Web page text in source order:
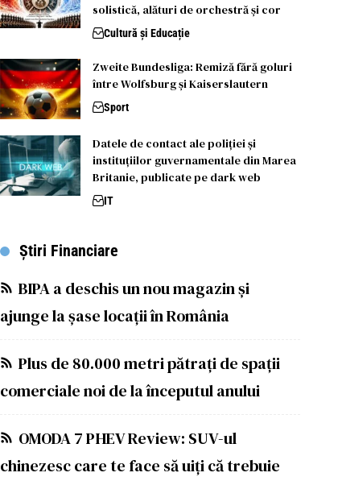
solistică, alături de orchestră și cor
Cultură și Educație
Zweite Bundesliga: Remiză fără goluri
între Wolfsburg și Kaiserslautern
Sport
Datele de contact ale poliției și
instituțiilor guvernamentale din Marea
Britanie, publicate pe dark web
IT
Știri Financiare
BIPA a deschis un nou magazin și
ajunge la șase locații în România
Plus de 80.000 metri pătrați de spații
comerciale noi de la începutul anului
OMODA 7 PHEV Review: SUV-ul
chinezesc care te face să uiți că trebuie